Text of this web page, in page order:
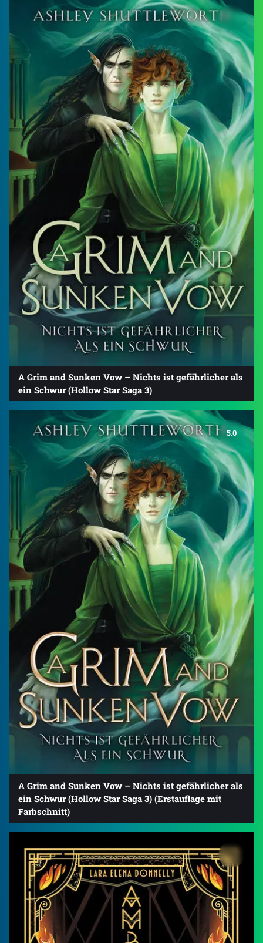
A Grim and Sunken Vow – Nichts ist gefährlicher als
ein Schwur (Hollow Star Saga 3)
5.0
A Grim and Sunken Vow – Nichts ist gefährlicher als
ein Schwur (Hollow Star Saga 3) (Erstauflage mit
Farbschnitt)